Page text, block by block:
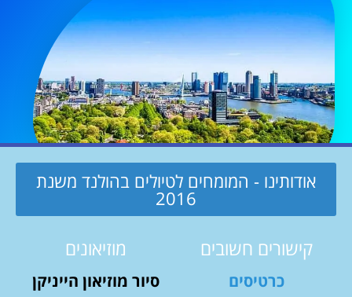
אודותינו - המומחים לטיולים בהולנד משנת
2016
קישורים חשובים
כרטיסים
מוזיאונים
סיור מוזיאון הייניקן